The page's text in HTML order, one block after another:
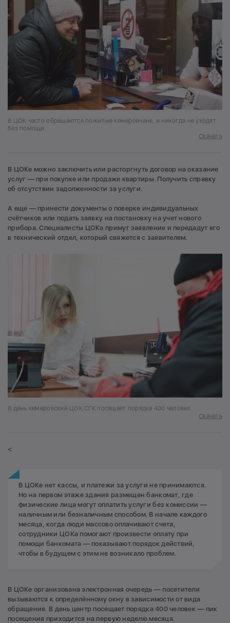
В ЦОК часто обращаются пожилые кемеровчане, и никогда не уходят
без помощи
Скачать
В ЦОКе можно заключить или расторгнуть договор на оказание
услуг — при покупке или продаже квартиры. Получить справку
об отсутствии задолженности за услуги.
А еще — принести документы о поверке индивидуальных
счётчиков или подать заявку на постановку на учет нового
прибора. Специалисты ЦОКа примут заявление и передадут его
в технический отдел, который свяжется с заявителем.
В день кемеровский ЦОК СГК посещает порядка 400 человек
Скачать
<
В ЦОКе нет кассы, и платежи за услуги не принимаются.
Но на первом этаже здания размещен банкомат, где
физические лица могут оплатить услуги без комиссии —
наличным или безналичным способом. В начале каждого
месяца, когда люди массово оплачивают счета,
сотрудники ЦОКа помогают произвести оплату при
помощи банкомата — показывают порядок действий,
чтобы в будущем с этим не возникало проблем.
В ЦОКе организована электронная очередь — посетители
вызываются к определённому окну в зависимости от вида
обращения. В день центр посещает порядка 400 человек — пик
посещения приходится на первую неделю месяца.